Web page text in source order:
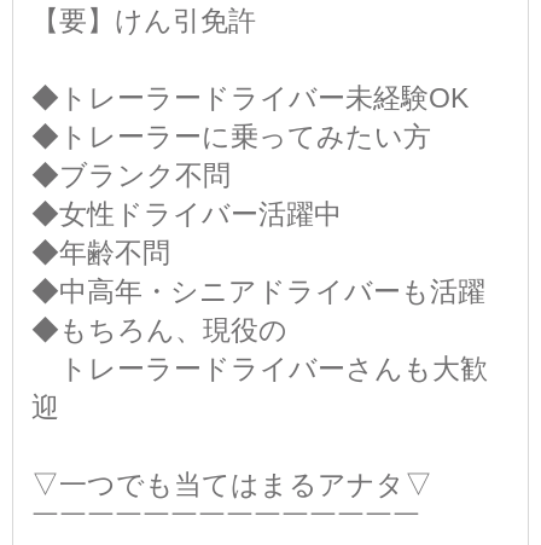
【要】けん引免許
◆トレーラードライバー未経験OK
◆トレーラーに乗ってみたい方
◆ブランク不問
◆女性ドライバー活躍中
◆年齢不問
◆中高年・シニアドライバーも活躍
◆もちろん、現役の
トレーラードライバーさんも大歓
迎
▽一つでも当てはまるアナタ▽
￣￣￣￣￣￣￣￣￣￣￣￣￣￣